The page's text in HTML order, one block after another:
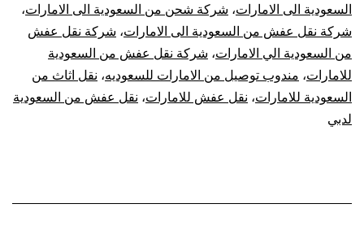
عفش
من
السعودية
السعودية الى الامارات، شركة شحن من السعودية الى الامارات،
شركة نقل عفش من السعودية الى الامارات، شركة نقل عفش
من السعودية الي الامارات، شركة نقل عفش من السعودية
للامارات، مندوب توصيل من الامارات للسعوديه، نقل اثاث من
السعودية للامارات، نقل عفش للامارات، نقل عفش من السعودية
لدبي